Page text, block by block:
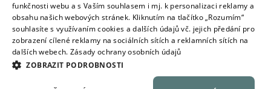
Informace obchodu
Všechna práva vyhrazena ©
funkčnosti webu a s Vaším souhlasem i mj. k personalizaci reklamy a
obsahu našich webových stránek. Kliknutím na tlačítko „Rozumím“
souhlasíte s využívaním cookies a dalších údajů vč. jejich předání pro
zobrazení cílené reklamy na sociálních sítích a reklamních sítích na
dalších webech. Zásady ochrany osobních údajů
ZOBRAZIT PODROBNOSTI